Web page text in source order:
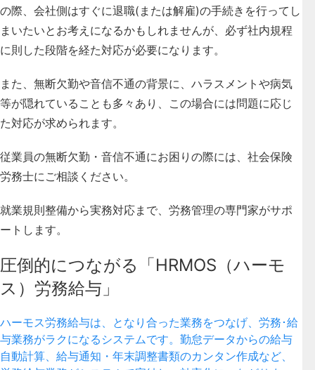
の際、会社側はすぐに退職(または解雇)の手続きを行ってし
まいたいとお考えになるかもしれませんが、 必ず社内規程
に則した段階を経た対応が必要になります。
また、無断欠勤や音信不通の背景に、ハラスメントや病気
等が隠れていることも多々あり、この場合には問題に応じ
た対応が求められます。
従業員の無断欠勤・音信不通にお困りの際には、社会保険
労務士にご相談ください。
就業規則整備から実務対応まで、労務管理の専門家がサポ
ートします。
圧倒的につながる「HRMOS（ハーモ
ス）労務給与」
ハーモス労務給与は、となり合った業務をつなげ、労務･給
与業務がラクになるシステムです。勤怠データからの給与
自動計算、給与通知・年末調整書類のカンタン作成など、